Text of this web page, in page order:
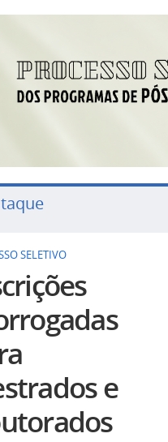
SELETIVO
e